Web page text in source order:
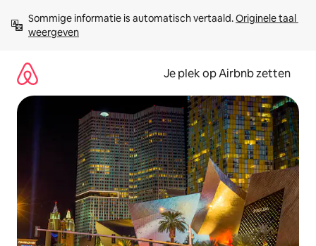
direct
naar
Sommige informatie is automatisch vertaald. Originele taal
weergeven
Je plek op Airbnb zetten